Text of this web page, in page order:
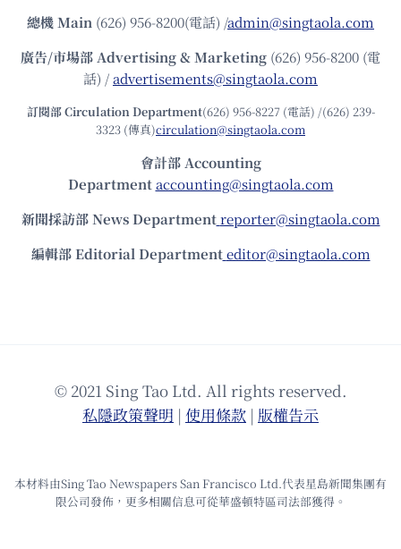
總機Main (626) 956-8200(電話) /admin@singtaola.com
廣告/市場部Advertising & Marketing (626) 956-8200 (電
話) /advertisements@singtaola.com
訂閱部 Circulation Department(626) 956-8227 (電話) /(626) 239-
3323 (傳真)circulation@singtaola.com
會計部 Accounting
Department accounting@singtaola.com
新聞採訪部 News Department reporter@singtaola.com
編輯部 Editorial Department editor@singtaola.com
© 2021 Sing Tao Ltd. All rights reserved.
私隱政策聲明 | 使⽤條款 | 版權告⽰
本材料由Sing Tao Newspapers San Francisco Ltd.代表星島新聞集團有
限公司發佈，更多相關信息可從華盛頓特區司法部獲得。